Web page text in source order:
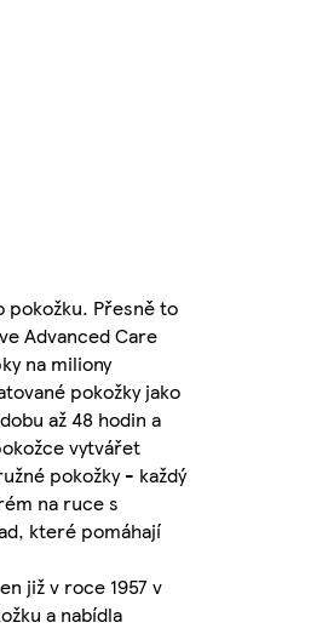
pokožku. Přesně to
Advanced Care
na miliony
pokožky jako
až 48 hodin a
vytvářet
pokožky - každý
na ruce s
které pomáhají
již v roce 1957 v
a nabídla